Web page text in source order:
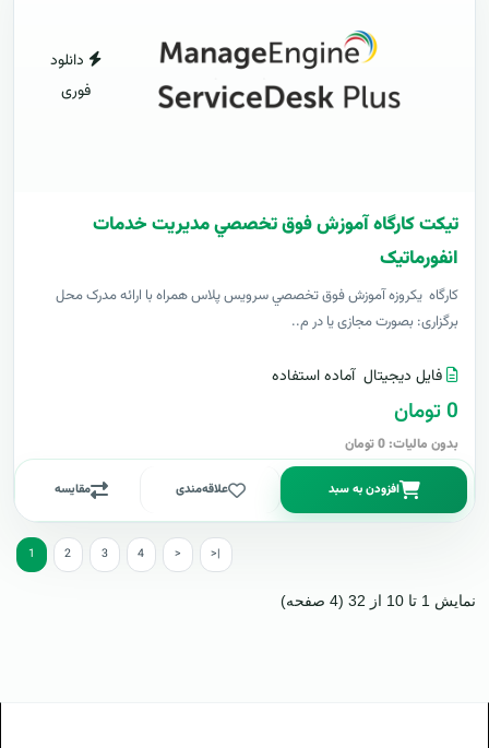
دانلود
فوری
تيکت کارگاه آموزش فوق تخصصي مديريت خدمات
انفورماتيک
کارگاه یکروزه آموزش فوق تخصصي سرويس پلاس همراه با ارائه مدرک محل
برگزاری: بصورت مجازی یا در م..
فایل دیجیتال آماده استفاده
0 تومان
بدون مالیات: 0 تومان
افزودن به سبد علاقه‌مندی مقایسه
1 2 3 4 > >|
نمایش 1 تا 10 از 32 (4 صفحه)